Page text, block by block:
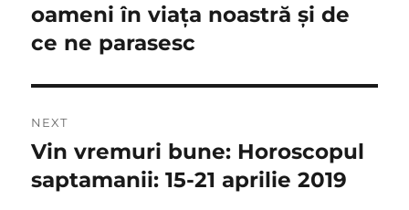
articole
post:
oameni în viața noastră și de
ce ne parasesc
NEXT
Next
post:
Vin vremuri bune: Horoscopul
saptamanii: 15-21 aprilie 2019